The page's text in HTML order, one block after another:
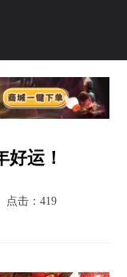
运！
点击：419